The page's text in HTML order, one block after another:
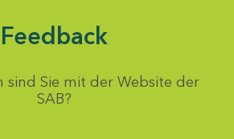
Feedback
sind Sie mit der Website der
SAB?